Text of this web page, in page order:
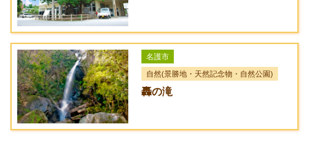
る。運天港からフェリーニューいぜなに乗船し仲田港へ行く。
仲田港を出て右に進み県道177号線に入り130m程先の左手にあ
る。
名護市
自然(景勝地・天然記念物・自然公園)
轟の滝